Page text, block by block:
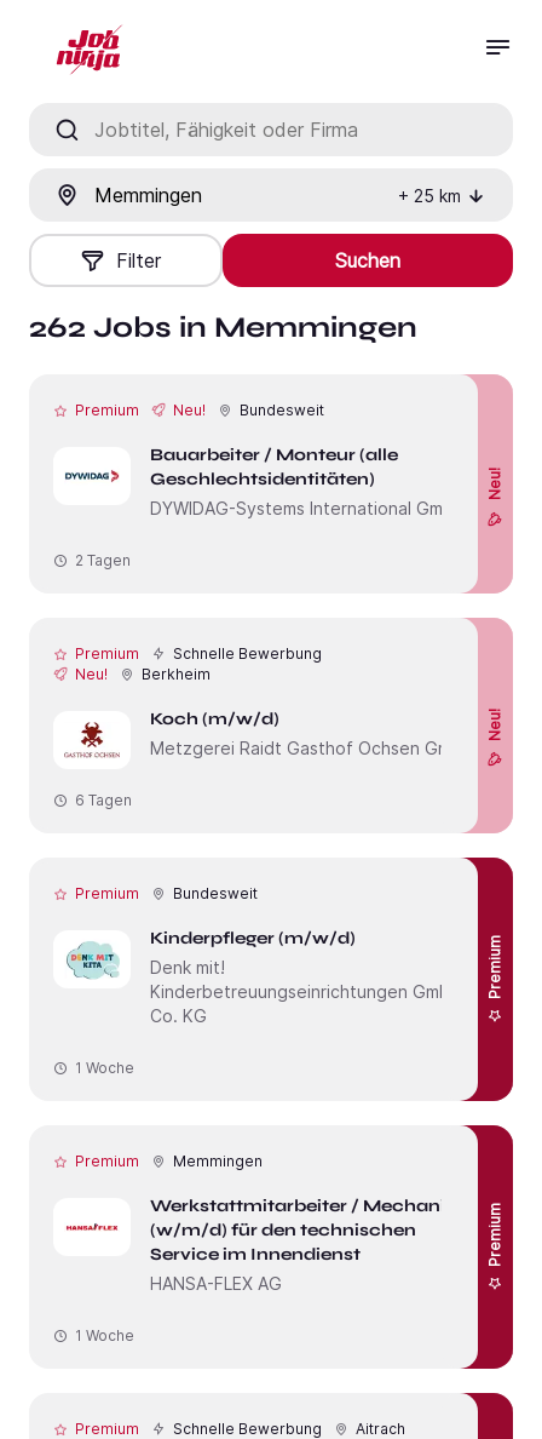
+ 25 km
Filter Suchen
262 Jobs in Memmingen
Premium Neu! Bundesweit
Bauarbeiter / Monteur (alle
Geschlechtsidentitäten)
DYWIDAG-Systems International GmbH
Neu!
2 Tagen
Premium
Schnelle Bewerbung
Neu!
Berkheim
Koch (m/w/d)
Metzgerei Raidt Gasthof Ochsen GmbH
Neu!
6 Tagen
Premium Bundesweit
Kinderpfleger (m/w/d)
Denk mit!
Kinderbetreuungseinrichtungen GmbH &
Co. KG
Premium
1 Woche
Premium Memmingen
Werkstattmitarbeiter / Mechaniker
(w/m/d) für den technischen
Service im Innendienst
HANSA-FLEX AG
Premium
1 Woche
Premium Schnelle Bewerbung Aitrach